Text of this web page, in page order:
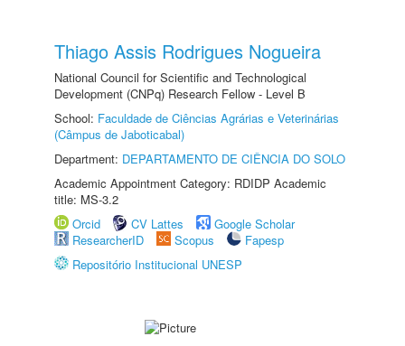
Thiago Assis Rodrigues Nogueira
National Council for Scientific and Technological
Development (CNPq) Research Fellow - Level B
School: Faculdade de Ciências Agrárias e Veterinárias
(Câmpus de Jaboticabal)
Department: DEPARTAMENTO DE CIÊNCIA DO SOLO
Academic Appointment Category: RDIDP Academic
title: MS-3.2
Orcid
CV Lattes
Google Scholar
ResearcherID
Scopus
Fapesp
Repositório Institucional UNESP